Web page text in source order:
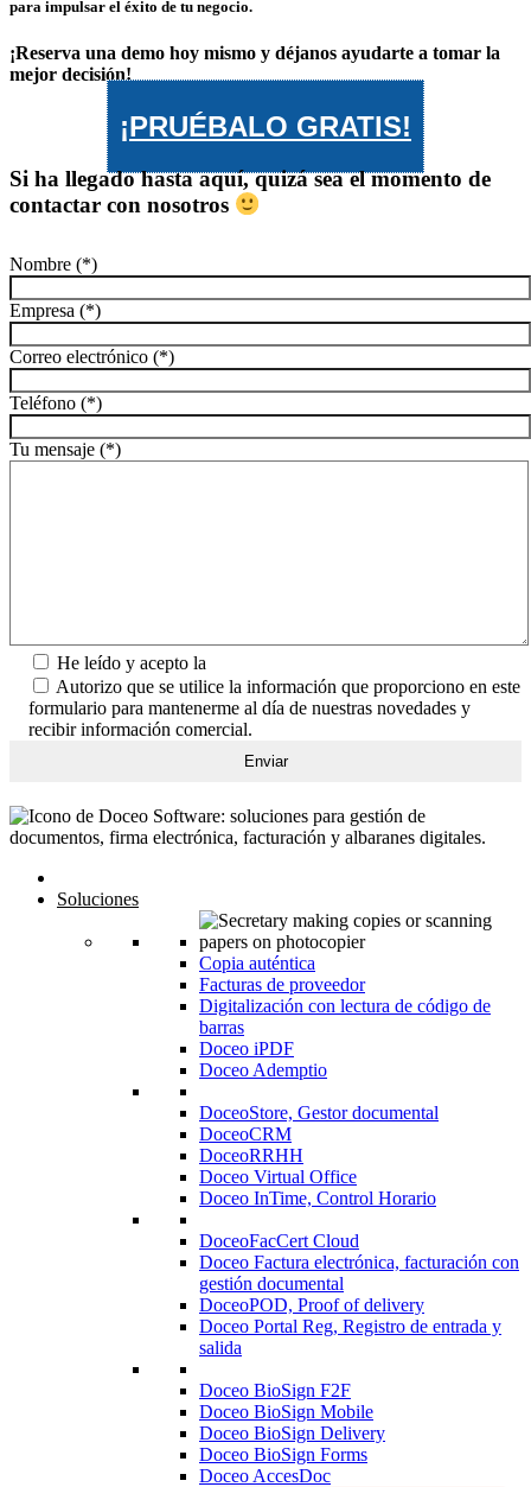
para impulsar el éxito de tu negocio.
¡Reserva una demo hoy mismo y déjanos ayudarte a tomar la
mejor decisión!
¡PRUÉBALO GRATIS!
Si ha llegado hasta aquí, quizá sea el momento de
contactar con nosotros
Nombre (*)
Empresa (*)
Correo electrónico (*)
Teléfono (*)
Tu mensaje (*)
He leído y acepto la
Autorizo que se utilice la información que proporciono en este
formulario para mantenerme al día de nuestras novedades y
recibir información comercial.
Soluciones
Copia auténtica
Facturas de proveedor
Digitalización con lectura de código de
barras
Doceo iPDF
Doceo Ademptio
DoceoStore, Gestor documental
DoceoCRM
DoceoRRHH
Doceo Virtual Office
Doceo InTime, Control Horario
DoceoFacCert Cloud
Doceo Factura electrónica, facturación con
gestión documental
DoceoPOD, Proof of delivery
Doceo Portal Reg, Registro de entrada y
salida
Doceo BioSign F2F
Doceo BioSign Mobile
Doceo BioSign Delivery
Doceo BioSign Forms
Doceo AccesDoc